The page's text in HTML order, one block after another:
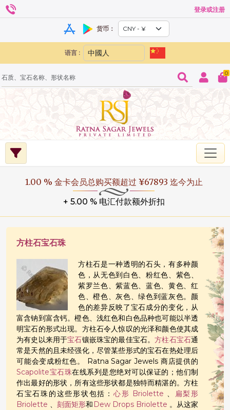
登录或注册
货币：
语言 :
0
1.00 % 金卡会员总购买额超过 ¥67893 迄今为止
+ 5.00 % 电汇付款额外折扣
方柱石宝石珠
方柱石是一种透明的石头，有多种颜
色，从无色到白色、粉红色、紫色、
紫罗兰色、紫蓝色、蓝色、黄色、红
色、橙色、灰色、绿色到蓝灰色。颜
色的差异反映了宝石成分的变化，从
富含钠到富含钙。橙色、浅红色和白色品种也可能以半透
明宝石的形式出现。方柱石令人惊叹的光泽和颜色使其成
为有史以来用于宝石镶嵌珠宝的最佳宝石。方柱石宝石通
常是天然的且未经强化，尽管某些形式的宝石在热处理后
可能会变成粉红色。 Ratna Sagar Jewels 商店提供的
Scapolite宝石珠在线系列是您绝对可以保证的；他们制
作出最好的形状，所有这些形状都是独特而精湛的。方柱
石宝石珠的这些形状包括： 心形 Briolette 、
扁梨形
Briolette 、刻面矩形和 Dew Drops Briolette 。从这家